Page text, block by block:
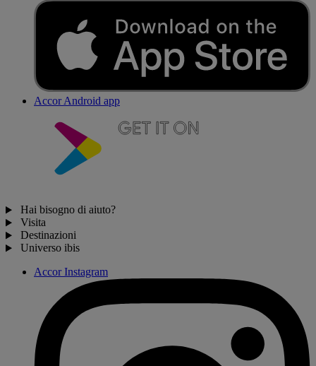
Accor Android app
Hai bisogno di aiuto?
Visita
Destinazioni
Universo ibis
Accor Instagram